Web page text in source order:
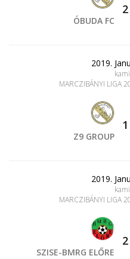
ÓBUDA FC
2
2019.
MARCZIBÁNYI LIGA
Z9 GROUP
1
2019.
MARCZIBÁNYI LIGA
SZISE-BMRG ELŐRE
2